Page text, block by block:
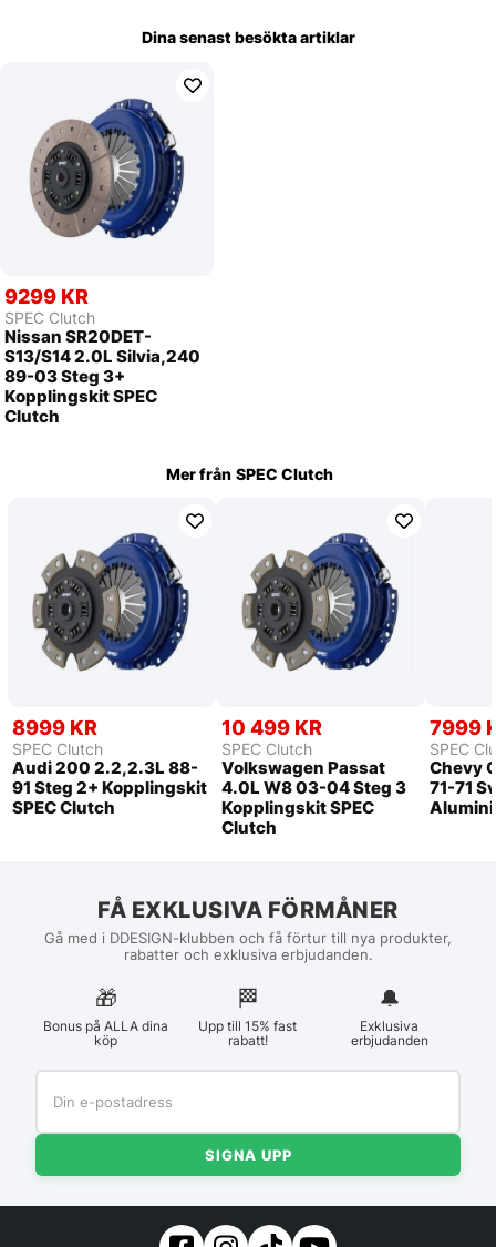
Dina senast besökta artiklar
9299 KR
SPEC Clutch
Nissan SR20DET-
S13/S14 2.0L Silvia,240
89-03 Steg 3+
Kopplingskit SPEC
Clutch
Mer från SPEC Clutch
8999 KR
SPEC Clutch
Audi 200 2.2,2.3L 88-
91 Steg 2+ Kopplingskit
SPEC Clutch
10 499 KR
SPEC Clutch
Volkswagen Passat
4.0L W8 03-04 Steg 3
Kopplingskit SPEC
Clutch
7999
SPEC
Chevy
71-71
FÅ EXKLUSIVA FÖRMÅNER
Gå med i DDESIGN-klubben och få förtur till nya produkter,
rabatter och exklusiva erbjudanden.
🎁
Bonus på ALLA dina
köp
🏁︎
Upp till 15% fast
rabatt!
🔔
Exklusiva
erbjudanden
SIGNA UPP